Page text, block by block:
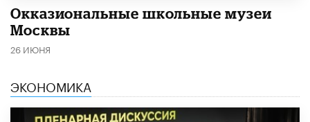
​Окказиональные школьные музеи
Москвы
26 ИЮНЯ
ЭКОНОМИКА